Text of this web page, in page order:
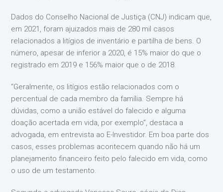
Dados do Conselho Nacional de Justiça (CNJ) indicam que,
em 2021, foram ajuizados mais de 280 mil casos
relacionados a litígios de inventário e partilha de bens. O
número, apesar de inferior a 2020, é 15% maior do que o
registrado em 2019 e 156% maior que o de 2018.
“Geralmente, os litígios estão relacionados com o
percentual de cada membro da família. Sempre há
dúvidas, como a união estável do falecido e alguma
doação acertada em vida, por exemplo”, destaca a
advogada, em entrevista ao E-Investidor. Em boa parte dos
casos, esses problemas acontecem quando não há um
planejamento financeiro feito pelo falecido em vida, como
o uso de um testamento.